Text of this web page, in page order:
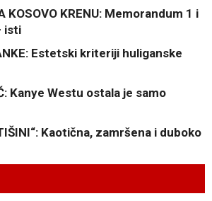
KOSOVO KRENU: Memorandum 1 i
isti
Estetski kriteriji huliganske
Kanye Westu ostala je samo
Kaotična, zamršena i duboko